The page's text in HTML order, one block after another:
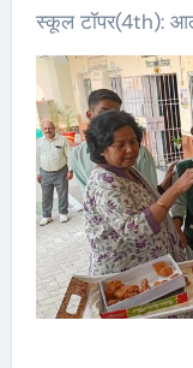
स्कूल टॉपर(4th):